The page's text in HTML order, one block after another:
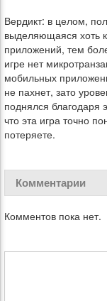
Вердикт: в целом,
выделяющаяся хоть
приложений, тем
игре нет
мобильных
не пахнет, зато
поднялся благодаря
что эта игра точно
потеряете.
Комментарии
Комментов пока нет.